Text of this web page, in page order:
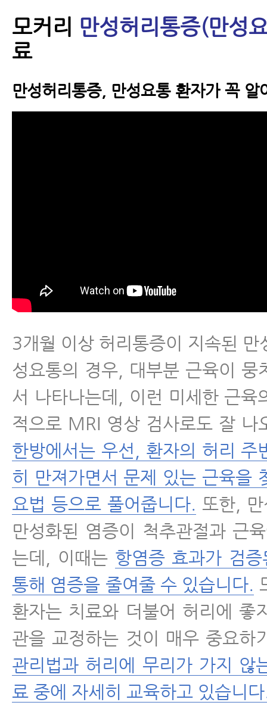
모커리 만성허리통증(만성
료
만성허리통증, 만성요통 환자가 꼭 알
3개월 이상 허리통증이 지속된 만
성요통의 경우, 대부분 근육이 뭉
서 나타나는데, 이런 미세한 근육
적으로 MRI 영상 검사로도 잘 나
한방에서는 우선, 환자의 허리 주
히 만져가면서 문제 있는 근육을
요법 등으로 풀어줍니다. 또한,
만성화된 염증이 척추관절과 근
는데, 이때는 항염증 효과가 검
통해 염증을 줄여줄 수 있습니다.
환자는 치료와 더불어 허리에 좋
관을 교정하는 것이 매우 중요하
관리법과 허리에 무리가 가지 않
료 중에 자세히 교육하고 있습니